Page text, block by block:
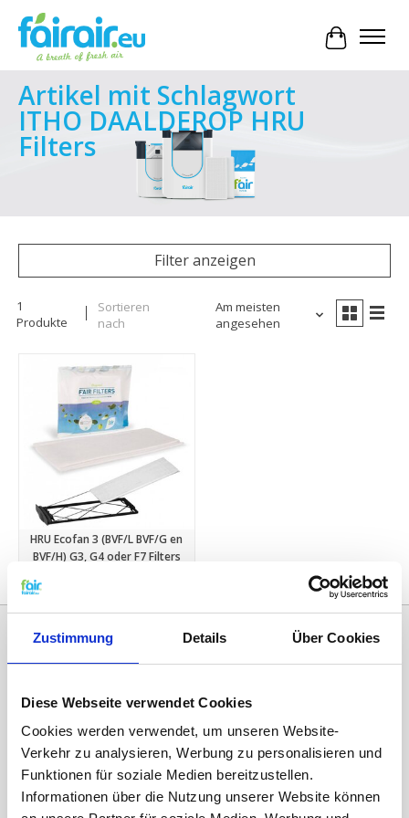
Zustimmung Details Über Cookies
Diese Webseite verwendet Cookies
Cookies werden verwendet, um unseren Website-
Verkehr zu analysieren, Werbung zu personalisieren und
Funktionen für soziale Medien bereitzustellen.
Informationen über die Nutzung unserer Website können
Ihr
Artikel mit Schlagwort
ITHO DAALDEROP HRU
Filters
Filter anzeigen
1
Produkte
Sortieren
nach
Am meisten
angesehen
HRU Ecofan 3 (BVF/L BVF/G en
BVF/H) G3, G4 oder F7 Filters
Kategorien